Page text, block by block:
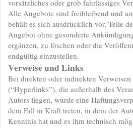
vorsätzliches oder grob fahrlässiges
Alle Angebote sind freibleibend und
behält es sich ausdrücklich vor, Teile
Angebot ohne gesonderte
ergänzen, zu löschen oder die
endgültig einzustellen.
Verweise und Links
Bei direkten oder indirekten Verweisen
(“Hyperlinks”), die außerhalb des
Autors liegen, würde eine
dem Fall in Kraft treten, in dem der
Kenntnis hat und es ihm technisch